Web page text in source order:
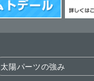
太陽パーツの強み